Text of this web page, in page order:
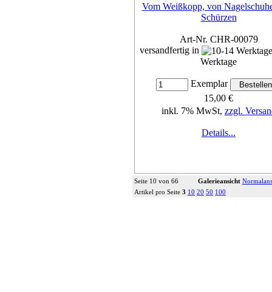
Vom Weißkopp, von
Schürzen
Art-Nr. CHR-00079
versandfertig in
Werktage
Exemplar
15,00 €
inkl. 7% MwSt, zzgl.
Details...
Seite 10 von 66 Galerieansicht
Artikel pro Seite 3 10 20 50 100